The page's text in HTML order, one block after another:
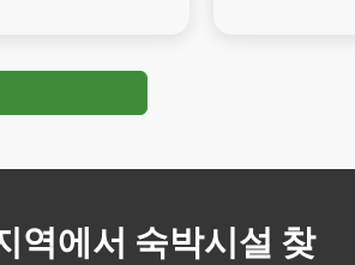
역에서 숙박시설 찾